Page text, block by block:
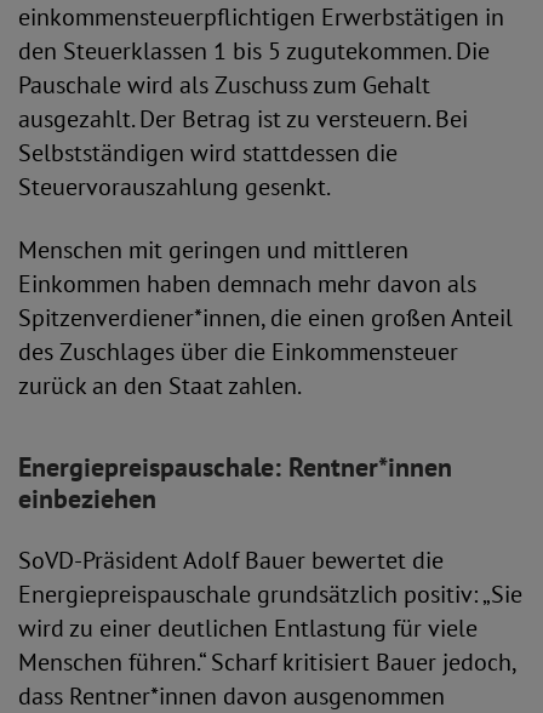
einkommensteuerpflichtigen Erwerbstätigen in
den Steuerklassen 1 bis 5 zugutekommen. Die
Pauschale wird als Zuschuss zum Gehalt
ausgezahlt. Der Betrag ist zu versteuern. Bei
Selbstständigen wird stattdessen die
Steuervorauszahlung gesenkt.
Menschen mit geringen und mittleren
Einkommen haben demnach mehr davon als
Spitzenverdiener*innen, die einen großen Anteil
des Zuschlages über die Einkommensteuer
zurück an den Staat zahlen.
Energiepreispauschale: Rentner*innen
einbeziehen
SoVD-Präsident Adolf Bauer bewertet die
Energiepreispauschale grundsätzlich positiv: „Sie
wird zu einer deutlichen Entlastung für viele
Menschen führen.“ Scharf kritisiert Bauer jedoch,
dass Rentner*innen davon ausgenommen